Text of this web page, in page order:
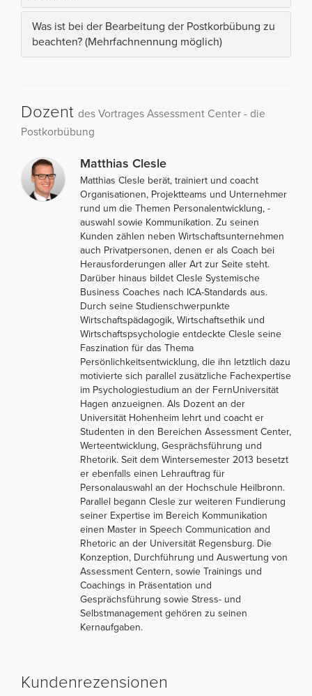
Was ist bei der Bearbeitung der Postkorbübung zu
beachten? (Mehrfachnennung möglich)
Dozent des Vortrages Assessment Center - die
Postkorbübung
Matthias Clesle
Matthias Clesle berät, trainiert und coacht
Organisationen, Projektteams und Unternehmer
rund um die Themen Personalentwicklung, -
auswahl sowie Kommunikation. Zu seinen
Kunden zählen neben Wirtschaftsunternehmen
auch Privatpersonen, denen er als Coach bei
Herausforderungen aller Art zur Seite steht.
Darüber hinaus bildet Clesle Systemische
Business Coaches nach ICA-Standards aus.
Durch seine Studienschwerpunkte
Wirtschaftspädagogik, Wirtschaftsethik und
Wirtschaftspsychologie entdeckte Clesle seine
Faszination für das Thema
Persönlichkeitsentwicklung, die ihn letztlich dazu
motivierte sich parallel zusätzliche Fachexpertise
im Psychologiestudium an der FernUniversität
Hagen anzueignen. Als Dozent an der
Universität Hohenheim lehrt und coacht er
Studenten in den Bereichen Assessment Center,
Werteentwicklung, Gesprächsführung und
Rhetorik. Seit dem Wintersemester 2013 besetzt
er ebenfalls einen Lehrauftrag für
Personalauswahl an der Hochschule Heilbronn.
Parallel begann Clesle zur weiteren Fundierung
seiner Expertise im Bereich Kommunikation
einen Master in Speech Communication and
Rhetoric an der Universität Regensburg. Die
Konzeption, Durchführung und Auswertung von
Assessment Centern, sowie Trainings und
Coachings in Präsentation und
Gesprächsführung sowie Stress- und
Selbstmanagement gehören zu seinen
Kernaufgaben.
Kundenrezensionen